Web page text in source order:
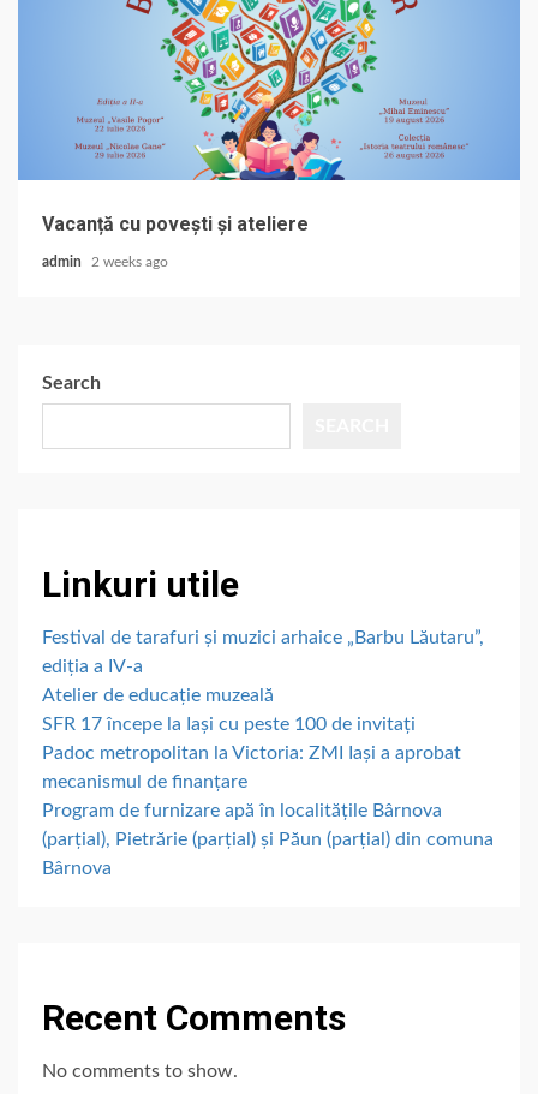
Vacanță cu povești și ateliere
admin 2 weeks ago
Search
Linkuri utile
Festival de tarafuri și muzici arhaice „Barbu Lăutaru”,
ediția a IV-a
Atelier de educație muzeală
SFR 17 începe la Iași cu peste 100 de invitați
Padoc metropolitan la Victoria: ZMI Iași a aprobat
mecanismul de finanțare
Program de furnizare apă în localitățile Bârnova
(parțial), Pietrărie (parțial) și Păun (parțial) din comuna
Bârnova
Recent Comments
No comments to show.